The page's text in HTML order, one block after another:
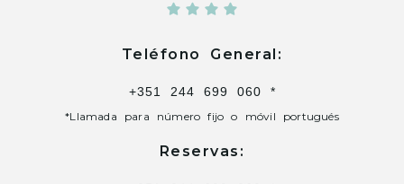
Teléfono General:
+351 244 699 060 *
*Llamada para número fijo o móvil portugués
Reservas: